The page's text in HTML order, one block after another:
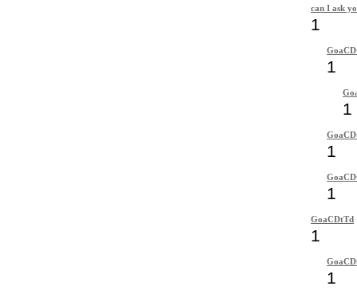
can I ask
1
1
1
1
1
GoaCDtTd
1
1